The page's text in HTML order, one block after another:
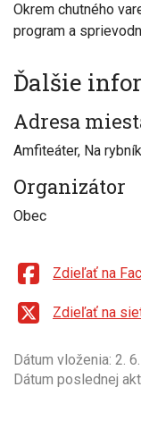
Okrem chutného
program a
Ďalšie
Adresa
Amfiteáter, Na
Organizátor
Obec
Zdieľať na
Zdieľať na
Dátum vloženia: 2.
Dátum poslednej